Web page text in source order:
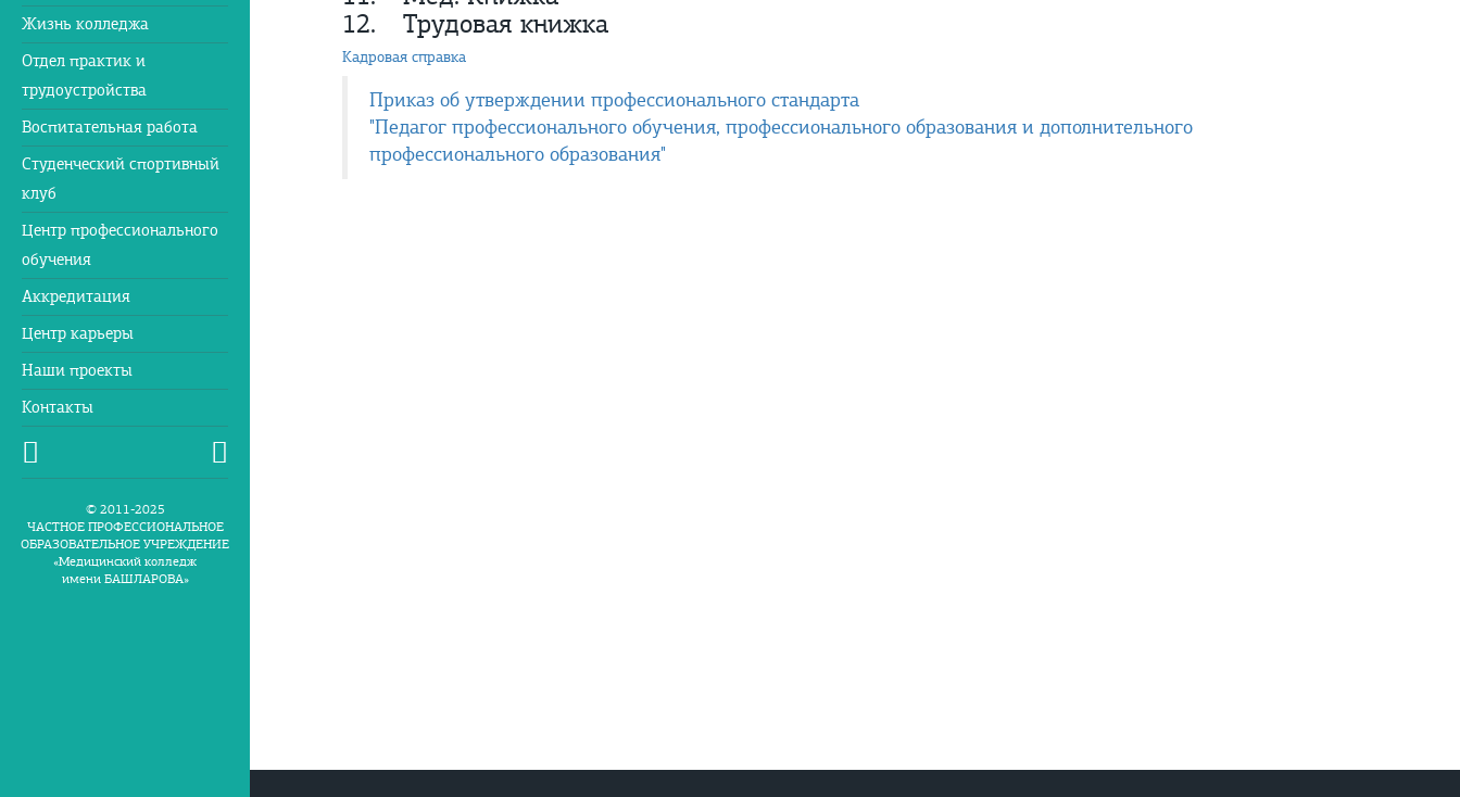
Жизнь колледжа
Отдел практик и
трудоустройства
Воспитательная работа
Студенческий спортивный
клуб
Центр профессионального
обучения
Аккредитация
Центр карьеры
Наши проекты
Контакты
© 2011-2025
ЧАСТНОЕ ПРОФЕССИОНАЛЬНОЕ
ОБРАЗОВАТЕЛЬНОЕ УЧРЕЖДЕНИЕ
«Медицинский колледж
имени БАШЛАРОВА»
12.
Трудовая книжка
Кадровая справка
Приказ об утверждении профессионального стандарта
"Педагог профессионального обучения, профессионального образования и дополнительного
профессионального образования"